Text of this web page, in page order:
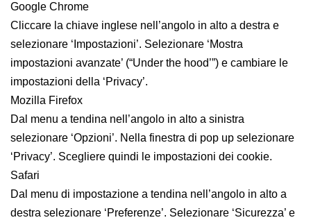
Google Chrome
Cliccare la chiave inglese nell’angolo in alto a destra e
selezionare ‘Impostazioni’. Selezionare ‘Mostra
impostazioni avanzate’ (“Under the hood’”) e cambiare le
impostazioni della ‘Privacy’.
Mozilla Firefox
Dal menu a tendina nell’angolo in alto a sinistra
selezionare ‘Opzioni’. Nella finestra di pop up selezionare
‘Privacy’. Scegliere quindi le impostazioni dei cookie.
Safari
Dal menu di impostazione a tendina nell’angolo in alto a
destra selezionare ‘Preferenze’. Selezionare ‘Sicurezza’ e